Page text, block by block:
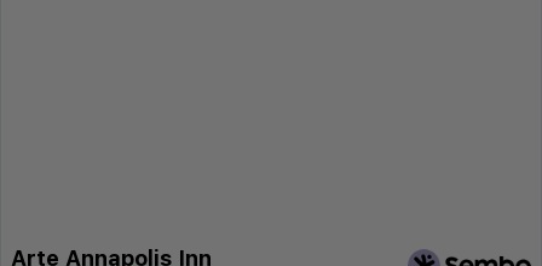
Arte Annapolis Inn